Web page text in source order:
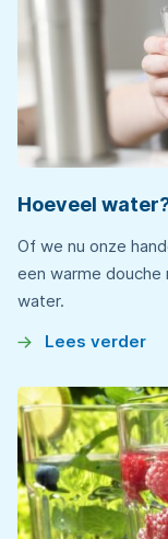
Hoeveel
Of we nu onze
een warme douche
water.
Lees verder